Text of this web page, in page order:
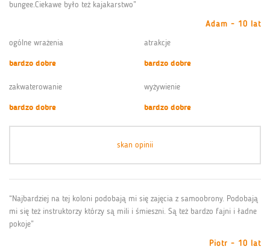
bungee.Ciekawe było też kajakarstwo”
Adam - 10 lat
ogólne wrażenia
bardzo dobre
atrakcje
bardzo dobre
zakwaterowanie
bardzo dobre
wyżywienie
bardzo dobre
skan opinii
“Najbardziej na tej koloni podobają mi się zajęcia z samoobrony. Podobają
mi się też instruktorzy którzy są mili i śmieszni. Są też bardzo fajni i ładne
pokoje”
Piotr - 10 lat